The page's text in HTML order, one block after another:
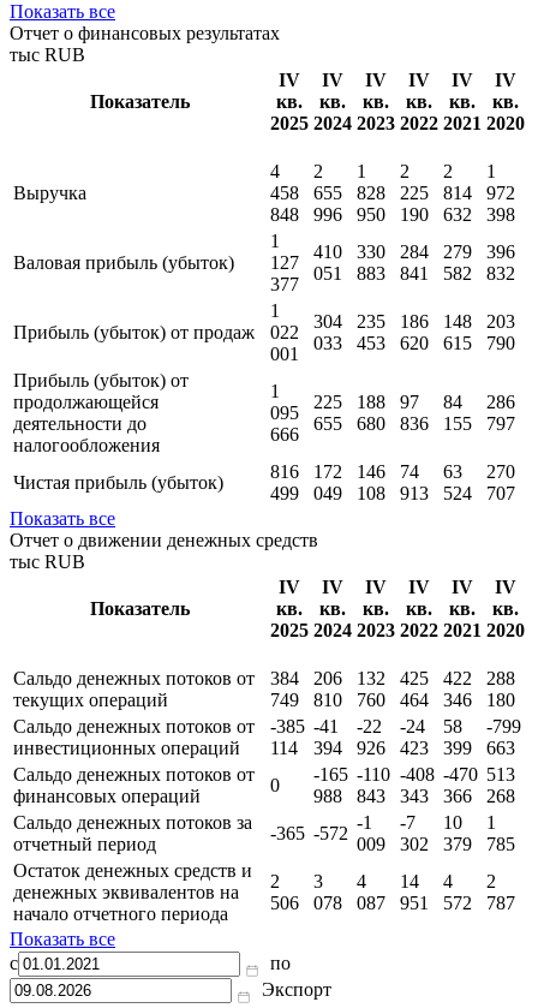
Показать все
Отчет о финансовых результатах
тыс RUB
Показатель
IV
кв.
2025
IV
кв.
2024
IV
кв.
2023
IV
кв.
2022
IV
кв.
2021
IV
кв.
2020
Выручка
4
458
848
2
655
996
1
828
950
2
225
190
2
814
632
1
972
398
Валовая прибыль (убыток)
1
127
377
410
051
330
883
284
841
279
582
396
832
Прибыль (убыток) от продаж
1
022
001
304
033
235
453
186
620
148
615
203
790
Прибыль (убыток) от
продолжающейся
деятельности до
налогообложения
1
095
666
225
655
188
680
97
836
84
155
286
797
Чистая прибыль (убыток)
816
499
172
049
146
108
74
913
63
524
270
707
Показать все
Отчет о движении денежных средств
тыс RUB
Показатель
IV
кв.
2025
IV
кв.
2024
IV
кв.
2023
IV
кв.
2022
IV
кв.
2021
IV
кв.
2020
Сальдо денежных потоков от
текущих операций
384
749
206
810
132
760
425
464
422
346
288
180
Сальдо денежных потоков от
инвестиционных операций
-385
114
-41
394
-22
926
-24
423
58
399
-799
663
Сальдо денежных потоков от
финансовых операций
0
-165
988
-110
843
-408
343
-470
366
513
268
Сальдо денежных потоков за
отчетный период
-365 -572
-1
009
-7
302
10
379
1
785
Остаток денежных средств и
денежных эквивалентов на
начало отчетного периода
2
506
3
078
4
087
14
951
4
572
2
787
Показать все
с
по
Экспорт